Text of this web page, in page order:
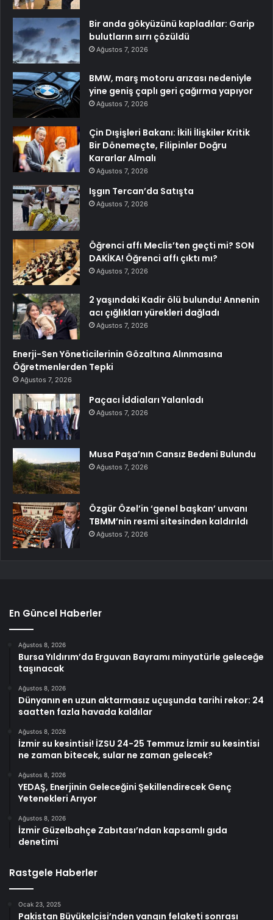
Bir anda gökyüzünü kapladılar: Garip
bulutların sırrı çözüldü
Ağustos 7, 2026
BMW, marş motoru arızası nedeniyle
yine geniş çaplı geri çağırma yapıyor
Ağustos 7, 2026
Çin Dışişleri Bakanı: İkili İlişkiler Kritik
Bir Dönemeçte, Filipinler Doğru
Kararlar Almalı
Ağustos 7, 2026
Işgın Tercan’da Satışta
Ağustos 7, 2026
Öğrenci affı Meclis’ten geçti mi? SON
DAKİKA! Öğrenci affı çıktı mı?
Ağustos 7, 2026
2 yaşındaki Kadir ölü bulundu! Annenin
acı çığlıkları yürekleri dağladı
Ağustos 7, 2026
Enerji-Sen Yöneticilerinin Gözaltına Alınmasına
Öğretmenlerden Tepki
Ağustos 7, 2026
Paçacı İddiaları Yalanladı
Ağustos 7, 2026
Musa Paşa’nın Cansız Bedeni Bulundu
Ağustos 7, 2026
Özgür Özel’in ‘genel başkan’ unvanı
TBMM’nin resmi sitesinden kaldırıldı
Ağustos 7, 2026
En Güncel Haberler
Ağustos 8, 2026
Bursa Yıldırım’da Erguvan Bayramı minyatürle geleceğe
taşınacak
Ağustos 8, 2026
Dünyanın en uzun aktarmasız uçuşunda tarihi rekor: 24
saatten fazla havada kaldılar
Ağustos 8, 2026
İzmir su kesintisi! İZSU 24-25 Temmuz İzmir su kesintisi
ne zaman bitecek, sular ne zaman gelecek?
Ağustos 8, 2026
YEDAŞ, Enerjinin Geleceğini Şekillendirecek Genç
Yetenekleri Arıyor
Ağustos 8, 2026
İzmir Güzelbahçe Zabıtası’ndan kapsamlı gıda
denetimi
Rastgele Haberler
Ocak 23, 2025
Pakistan Büyükelçisi’nden yangın felaketi sonrası